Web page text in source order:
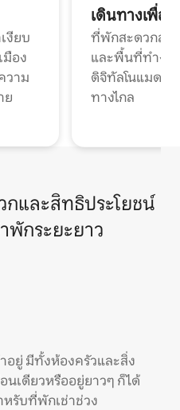
งียบ
มือง
วาม
ย
เดินทางเพื่อ
ที่พักสะดวกสบ
และพื้นที่ทำงา
ดิจิทัลโนแมดแ
ทางไกล
และสิทธิประโยชน์
พักระยะยาว
อยู่ มีทั้งห้องครัวและสิ่ง
นเดียวหรืออยู่ยาวๆ ก็ได้
หรับที่พักเช่าช่วง